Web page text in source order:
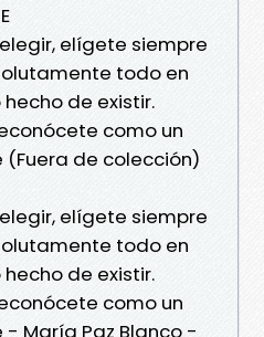
elígete siempre
todo en
de existir.
como un
(Fuera de colección)
elígete siempre
todo en
de existir.
como un
María Paz Blanco -